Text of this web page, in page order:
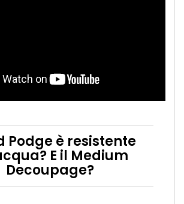
Podge è resistente
E il Medium
Decoupage?